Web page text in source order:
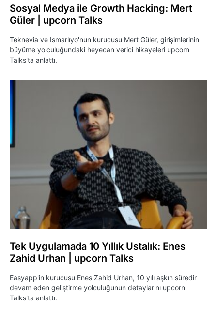
Sosyal Medya ile Growth Hacking: Mert
Güler | upcorn Talks
Teknevia ve Ismarlıyo'nun kurucusu Mert Güler, girişimlerinin
büyüme yolculuğundaki heyecan verici hikayeleri upcorn
Talks'ta anlattı.
Tek Uygulamada 10 Yıllık Ustalık: Enes
Zahid Urhan | upcorn Talks
Easyapp'in kurucusu Enes Zahid Urhan, 10 yılı aşkın süredir
devam eden geliştirme yolculuğunun detaylarını upcorn
Talks'ta anlattı.